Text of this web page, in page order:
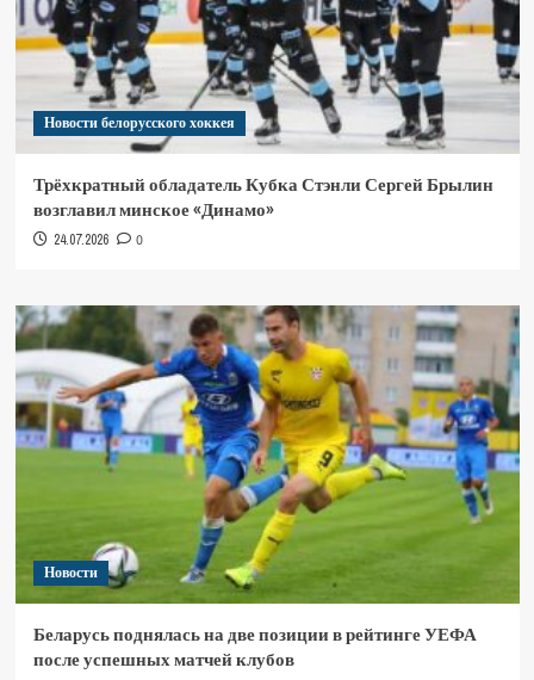
Новости белорусского хоккея
Трёхкратный обладатель Кубка Стэнли Сергей Брылин
возглавил минское «Динамо»
24.07.2026 0
Новости
Беларусь поднялась на две позиции в рейтинге УЕФА
после успешных матчей клубов